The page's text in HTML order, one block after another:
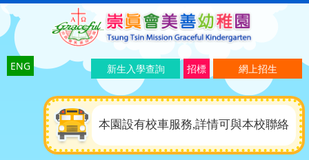
ENG 網上招生
招標
新生入學查詢
本園設有校車服務,詳情可與本校聯絡